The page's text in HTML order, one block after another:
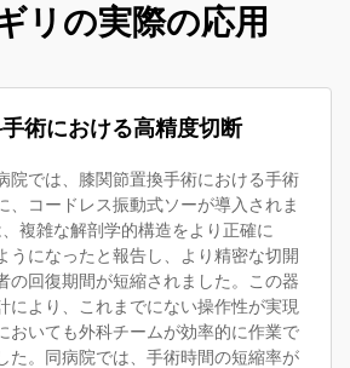
リの実際の応用
術における高精度切断
院では、膝関節置換手術における手術
、コードレス振動式ソーが導入されま
複雑な解剖学的構造をより正確に
うになったと報告し、より精密な切開
の回復期間が短縮されました。この器
により、これまでにない操作性が実現
おいても外科チームが効率的に作業で
た。同病院では、手術時間の短縮率が